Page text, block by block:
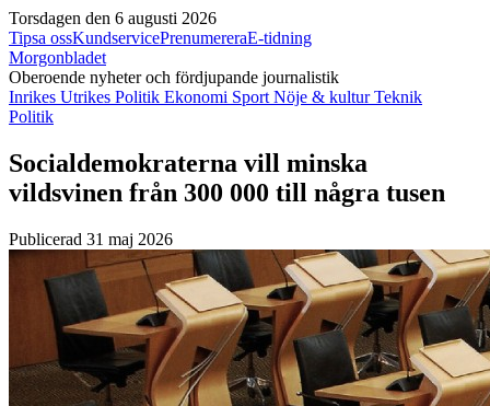
Torsdagen den 6 augusti 2026
Tipsa ossKundservicePrenumereraE-tidning
Morgonbladet
Oberoende nyheter och fördjupande journalistik
Inrikes Utrikes Politik Ekonomi Sport Nöje & kulturTeknik
Politik
Socialdemokraterna vill minska
vildsvinen från 300 000 till några tusen
Publicerad 31 maj 2026